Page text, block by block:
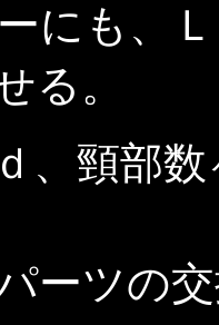
にも、
る。
、頸部
ーツの